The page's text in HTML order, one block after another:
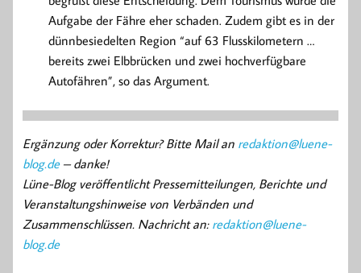
Aufgabe der Fähre eher schaden. Zudem gibt es in der
dünnbesiedelten Region “auf 63 Flusskilometern …
bereits zwei Elbbrücken und zwei hochverfügbare
Autofähren”, so das Argument.
Ergänzung oder Korrektur? Bitte Mail an redaktion@luene-
blog.de– danke!
Lüne-Blog veröffentlicht Pressemitteilungen, Berichte und
Veranstaltungshinweise von Verbänden und
Zusammenschlüssen. Nachricht an: redaktion@luene-
blog.de